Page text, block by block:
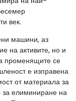
век.
машини, аз
на активите, но и
променящите се
е изправена
от материала за
за елиминиране на